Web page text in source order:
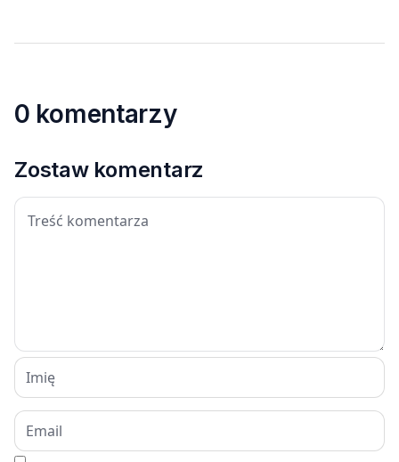
0 komentarzy
Zostaw komentarz